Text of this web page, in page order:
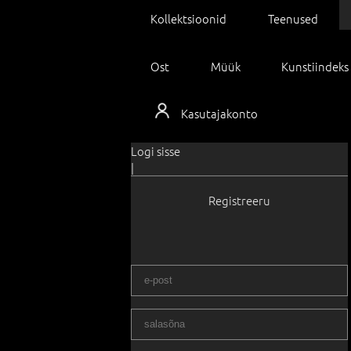
Kollektsioonid Teenused
Ost Müük Kunstiindeks
Kasutajakonto
Logi sisse
|
Registreeru